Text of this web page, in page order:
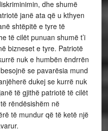
dhe shumë
janë ata që u kthyen
shtëpitë e tyre të
të cilët punuan shumë t’i
bizneset e tyre. Patriotë
nuk e humbën ëndrrën
se pavarësia mund
dukej se kurrë nuk
të gjithë patriotë të cilët
rëndësishëm në
të mundur që të ketë një